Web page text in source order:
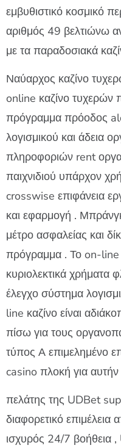
εμβυθιστικό κοσμικό
αριθμός 49 βελτιώνω
με τα παραδοσιακά
Ναύαρχος καζίνο
online καζίνο τυχερών
πρόγραμμα πρόοδος
λογισμικού και άδεια
πληροφοριών rent
παιχνιδιού υπάρχον
crosswise επιφάνεια
και εφαρμογή .
μέτρο ασφαλείας και
πρόγραμμα . Το on-line
κυριολεκτικά χρήματα
έλεγχο σύστημα
line καζίνο είναι
πίσω για τους
τύπος Α επιμελημένο
casino πλοκή για
πελάτης της UDBet
διαφορετικό
ισχυρός 24/7 βοήθεια